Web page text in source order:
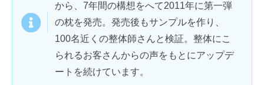
から、7年間の構想をへて2011年に第一弾
の枕を発売。発売後もサンプルを作り、
100名近くの整体師さんと検証。整体にこ
られるお客さんからの声をもとにアップデ
ートを続けています。